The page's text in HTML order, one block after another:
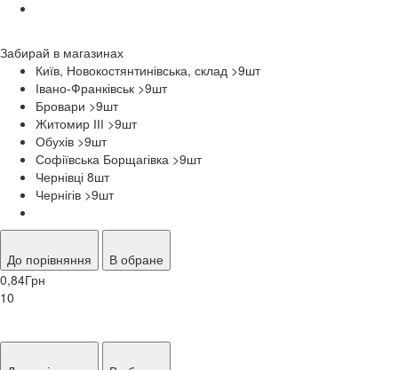
Забирай в магазинах
Київ, Новокостянтинівська, склад >9шт
Івано-Франківськ >9шт
Бровари >9шт
Житомир ІІІ >9шт
Обухів >9шт
Софіївська Борщагівка >9шт
Чернівці 8шт
Чернігів >9шт
До порівняння
В обране
0,84Грн
10